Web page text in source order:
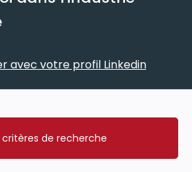
Rechercher avec votre
avec votre profil Linkedin
Vos critères de recherche
critères de recherche